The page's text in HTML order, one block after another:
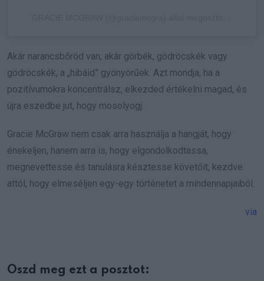
Akár narancsbőröd van, akár görbék, gödröcskék vagy
gödröcskék, a „hibáid” gyönyörűek. Azt mondja, ha a
pozitívumokra koncentrálsz, elkezded értékelni magad, és
újra eszedbe jut, hogy mosolyogj.
Gracie McGraw nem csak arra használja a hangját, hogy
énekeljen, hanem arra is, hogy elgondolkodtassa,
megnevettesse és tanulásra késztesse követőit, kezdve
attól, hogy elmeséljen egy-egy történetet a mindennapjaiból.
via
Oszd meg ezt a posztot: